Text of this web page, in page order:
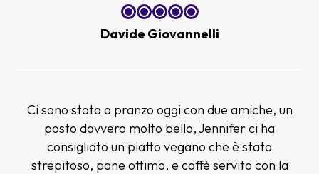
Davide Giovannelli
Ci sono stata a pranzo oggi con due amiche, un
posto davvero molto bello, Jennifer ci ha
consigliato un piatto vegano che è stato
strepitoso, pane ottimo, e caffè servito con la